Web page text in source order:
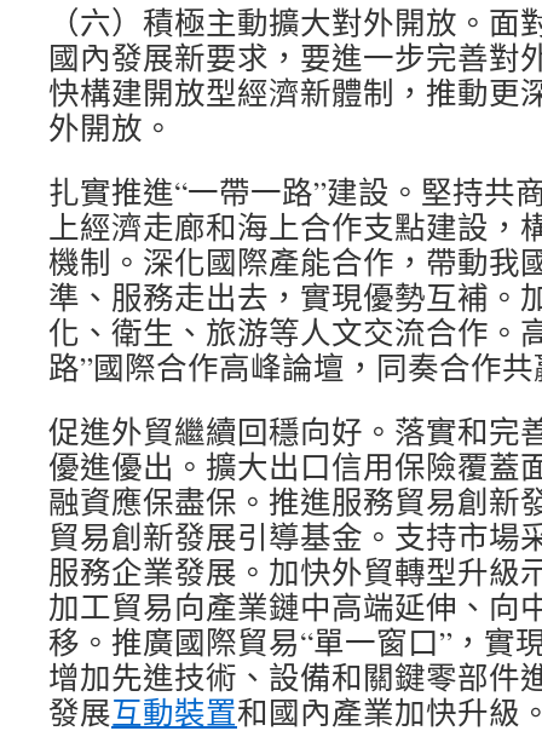
（六）積極主動擴大對外開放。面
國內發展新要求，要進一步完善對
快構建開放型經濟新體制，推動更
外開放。
扎實推進“一帶一路”建設。堅持共
上經濟走廊和海上合作支點建設，
機制。深化國際產能合作，帶動我
準、服務走出去，實現優勢互補。
化、衛生、旅游等人文交流合作。
路”國際合作高峰論壇，同奏合作
促進外貿繼續回穩向好。落實和完
優進優出。擴大出口信用保險覆蓋
融資應保盡保。推進服務貿易創新
貿易創新發展引導基金。支持市場
服務企業發展。加快外貿轉型升級
加工貿易向產業鏈中高端延伸、向
移。推廣國際貿易“單一窗口”，實
增加先進技術、設備和關鍵零部件
發展互動裝置和國內產業加快升級